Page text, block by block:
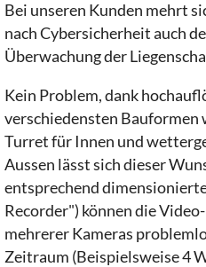
Bei unseren Kunden mehrt
nach Cybersicherheit auch
Überwachung der
Kein Problem, dank
verschiedensten Bauformen
Turret für Innen und
Aussen lässt sich dieser
entsprechend
Recorder") können die
mehrerer Kameras
Zeitraum (Beispielsweise 4